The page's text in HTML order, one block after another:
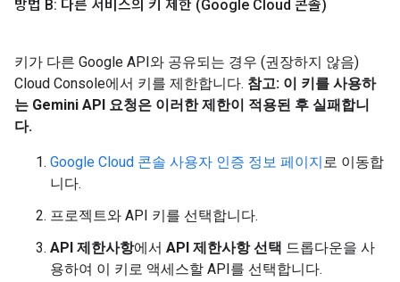
방법 B: 다른 서비스의 키 제한 (Google Cloud 콘솔)
키가 다른 Google API와 공유되는 경우 (권장하지 않음)
Cloud Console에서 키를 제한합니다. 참고: 이 키를 사용하
는 Gemini API 요청은 이러한 제한이 적용된 후 실패합니
다.
Google Cloud 콘솔 사용자 인증 정보 페이지로 이동합
니다.
프로젝트와 API 키를 선택합니다.
API 제한사항에서 API 제한사항 선택 드롭다운을 사
용하여 이 키로 액세스할 API를 선택합니다.